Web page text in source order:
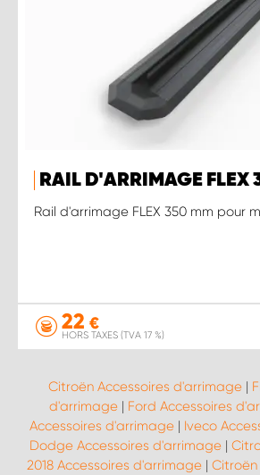
RAIL D'ARRIMAGE FLEX
Rail d'arrimage FLEX 350 mm pour
22 €
HORS TAXES (TVA 17 %)
Citroën Accessoires d'arrimage |
d'arrimage| Ford Accessoires
Accessoires d'arrimage| Iveco
Dodge Accessoires d'arrimage|
2018 Accessoires d'arrimage | Citroën